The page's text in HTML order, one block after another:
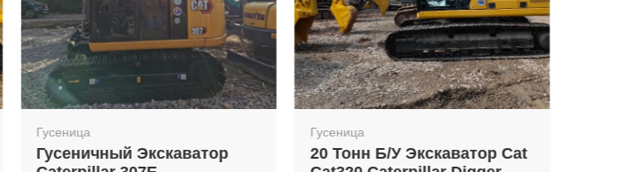
Гусеница
20 Тонн Б/у Экскаватор Cat
Гусеница
Оригинальный Японский